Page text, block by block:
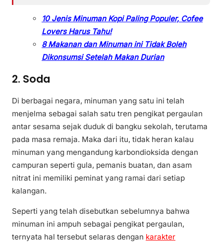
10 Jenis Minuman Kopi Paling Populer, Cofee
Lovers Harus Tahu!
8 Makanan dan Minuman ini Tidak Boleh
Dikonsumsi Setelah Makan Durian
2. Soda
Di berbagai negara, minuman yang satu ini telah
menjelma sebagai salah satu tren pengikat pergaulan
antar sesama sejak duduk di bangku sekolah, terutama
pada masa remaja. Maka dari itu, tidak heran kalau
minuman yang mengandung karbondioksida dengan
campuran seperti gula, pemanis buatan, dan asam
nitrat ini memiliki peminat yang ramai dari setiap
kalangan.
Seperti yang telah disebutkan sebelumnya bahwa
minuman ini ampuh sebagai pengikat pergaulan,
ternyata hal tersebut selaras dengan karakter